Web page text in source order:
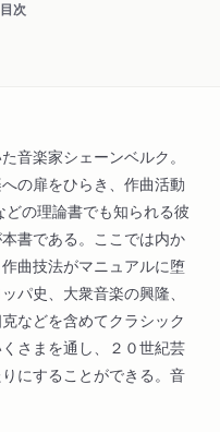
目次
音楽家シェーンベルク。
の扉をひらき、作曲活動
どの理論書でも知られる彼
書である。ここでは内か
曲技法がマニュアルに堕
パ史、大衆音楽の興隆、
などを含めてクラシック
さまを通し、２０世紀芸
にすることができる。音